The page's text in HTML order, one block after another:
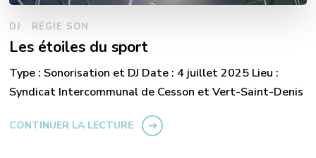
DJ RÉGIE SON
Les étoiles du sport
Type : Sonorisation et DJ Date : 4 juillet 2025 Lieu :
Syndicat Intercommunal de Cesson et Vert-Saint-Denis
CONTINUER LA LECTURE